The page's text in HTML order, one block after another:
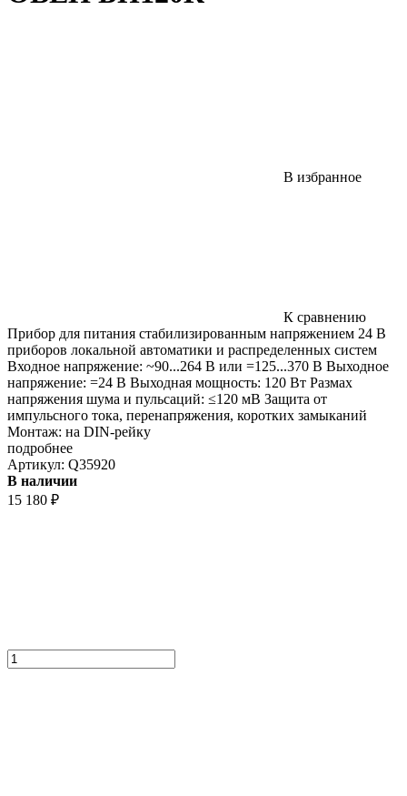
В избранное
К сравнению
Прибор для питания стабилизированным напряжением 24 В
приборов локальной автоматики и распределенных систем
Входное напряжение: ~90...264 В или =125...370 В Выходное
напряжение: =24 В Выходная мощность: 120 Вт Размах
напряжения шума и пульсаций: ≤120 мВ Защита от
импульсного тока, перенапряжения, коротких замыканий
Монтаж: на DIN-рейку
подробнее
Артикул: Q35920
В наличии
15 180 ₽